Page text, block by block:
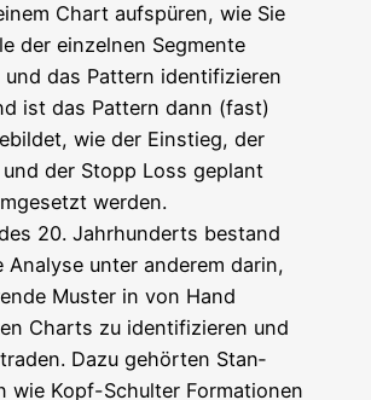
Chart auf­spü­ren, wie Sie
der ein­zel­nen Seg­men­te
und das Pat­tern iden­ti­fi­zie­ren
ist das Pat­tern dann (fast)
wie der Ein­stieg, der
der Stopp Loss geplant
werden.
20. Jahr­hun­derts bestand
Ana­ly­se unter ande­rem dar­in,
Mus­ter in von Hand
Charts zu iden­ti­fi­zie­ren und
Dazu gehör­ten Stan­
wie Kopf-Schul­ter For­ma­tio­nen